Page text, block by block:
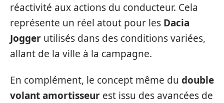
réactivité aux actions du conducteur. Cela
représente un réel atout pour les Dacia
Jogger utilisés dans des conditions variées,
allant de la ville à la campagne.
En complément, le concept même du double
volant amortisseur est issu des avancées de